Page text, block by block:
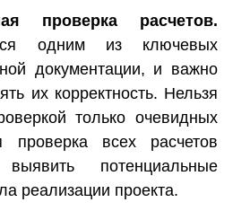
проверка расчетов.
одним из ключевых
документации, и важно
их корректность. Нельзя
только очевидных
проверка всех расчетов
потенциальные
реализации проекта.